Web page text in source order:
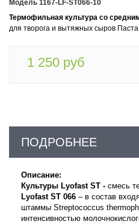
Модель 1167-LF-ST066-10
Термофильная культура со
для творога и вытяжных сыров
1 250 руб
ПОДРОБНЕЕ
Описание:
Культуры Lyofast ST - смесь
Lyofast ST 066 – в состав
штаммы Streptococcus
интенсивностью